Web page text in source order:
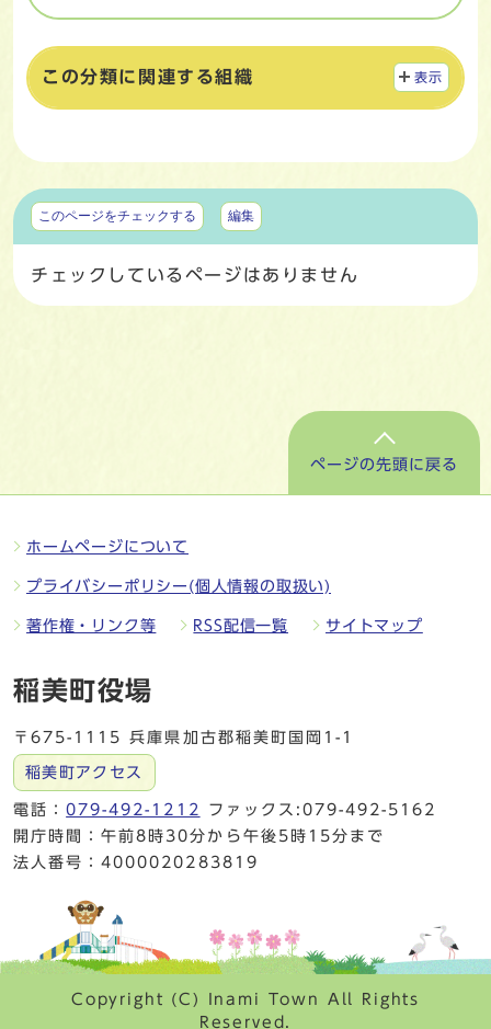
この分類に関連する組織 表示
マイページ
このページをチェックする 編集
チェックしているページはありません
ページの先頭に戻る
ホームページについて
プライバシーポリシー(個人情報の取扱い)
著作権・リンク等 RSS配信一覧 サイトマップ
稲美町役場
〒675-1115 兵庫県加古郡稲美町国岡1-1
稲美町アクセス
電話：079-492-1212
ファックス:079-492-5162
開庁時間：午前8時30分から午後5時15分まで
法人番号：4000020283819
Copyright (C) Inami Town All Rights
Reserved.